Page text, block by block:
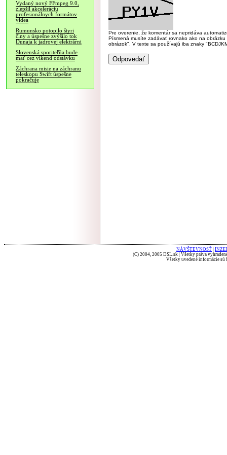
Vydaný nový FFmpeg 9.0,
zlepšil akceleráciu
profesionálnych formátov
videa
Rumunsko potopilo štyri
člny a úspešne zvýšilo tok
Dunaja k jadrovej elektrárni
Slovenská sporiteľňa bude
mať cez víkend odstávku
Záchrana misie na záchranu
teleskopu Swift úspešne
pokračuje
Pre overenie, že komentár sa nepridáva
Písmená musíte zadávať rovnako ako na
obrázok". V texte sa používajú iba znaky
NÁVŠTEVNOSŤ
(C) 2004, 2005 DSL.sk | Všetky práva
Všetky uvedené informácie sú